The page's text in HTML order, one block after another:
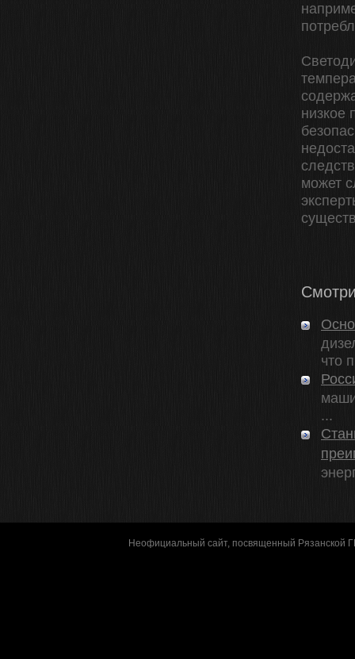
низкое
может
что
...
Неофициальный сайт, посвященный